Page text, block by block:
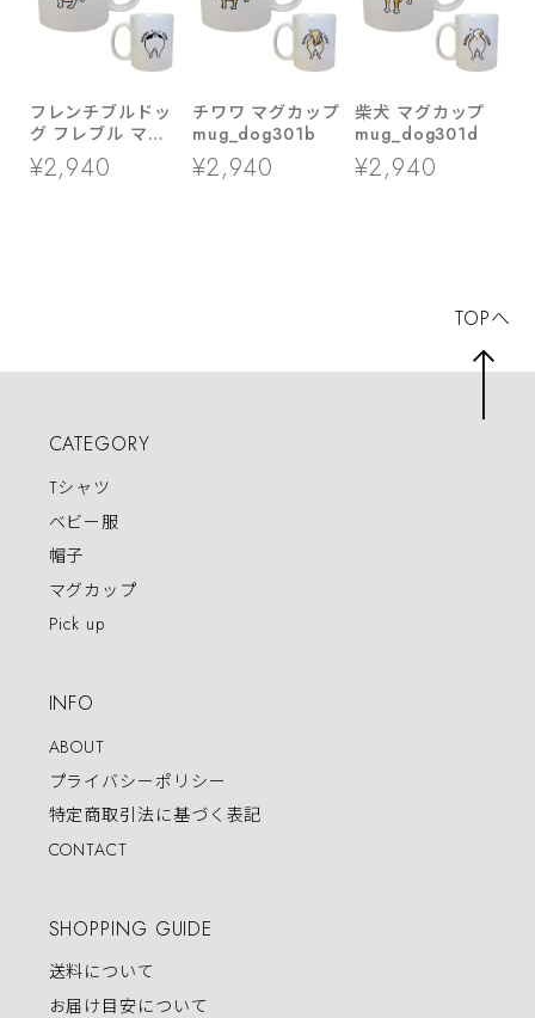
フレンチブルドッ
グ フレブル マグ
カップ
mug_dog301a
¥2,940
チワワ マグカップ
mug_dog301b
¥2,940
柴犬 マグカップ
mug_dog301d
¥2,940
CATEGORY
Tシャツ
ベビー服
帽子
マグカップ
Pick up
INFO
ABOUT
プライバシーポリシー
特定商取引法に基づく表記
CONTACT
SHOPPING GUIDE
送料について
お届け目安について
TOPへ